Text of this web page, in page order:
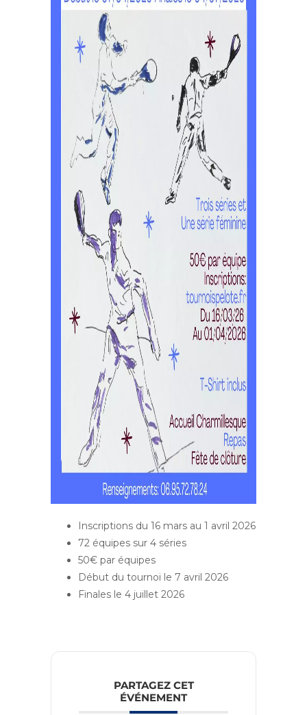
Inscriptions du 16 mars au 1 avril 2026
72 équipes sur 4 séries
50€ par équipes
Début du tournoi le 7 avril 2026
Finales le 4 juillet 2026
PARTAGEZ CET
ÉVÉNEMENT